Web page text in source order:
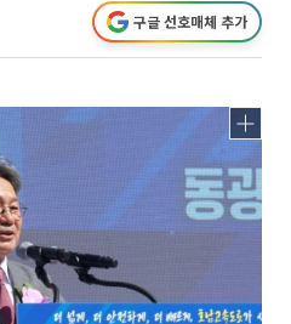
구글 선호매체 추가